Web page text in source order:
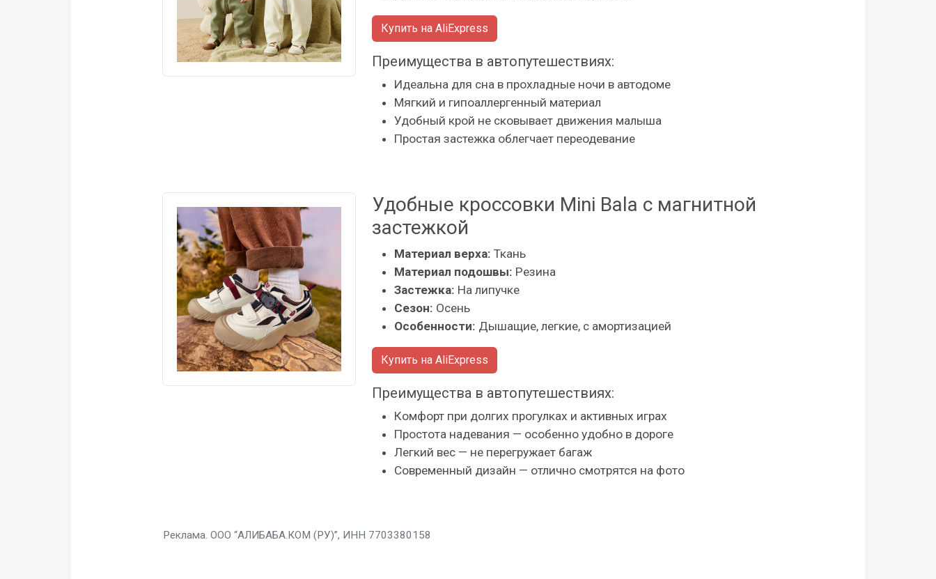
Купить на AliExpress
Преимущества в автопутешествиях:
Идеальна для сна в прохладные ночи в автодоме
Мягкий и гипоаллергенный материал
Удобный крой не сковывает движения малыша
Простая застежка облегчает переодевание
Удобные кроссовки Mini Bala с магнитной
застежкой
Материал верха: Ткань
Материал подошвы: Резина
Застежка: На липучке
Сезон: Осень
Особенности: Дышащие, легкие, с амортизацией
Купить на AliExpress
Преимущества в автопутешествиях:
Комфорт при долгих прогулках и активных играх
Простота надевания — особенно удобно в дороге
Легкий вес — не перегружает багаж
Современный дизайн — отлично смотрятся на фото
Реклама. ООО “АЛИБАБА.КОМ (РУ)”, ИНН 7703380158